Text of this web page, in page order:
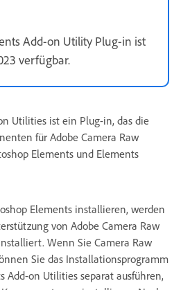
Add-on Utility Plug-in ist
verfügbar.
Utilities ist ein Plug-in, das die
für Adobe Camera Raw
Elements und Elements
Elements installieren, werden
von Adobe Camera Raw
Wenn Sie Camera Raw
Sie das Installationsprogramm
Add-on Utilities separat ausführen,